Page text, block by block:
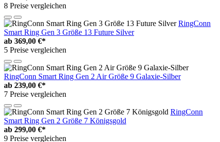
8 Preise vergleichen
RingConn
Smart Ring Gen 3 Größe 13 Future Silver
ab 369,00 €*
5 Preise vergleichen
RingConn Smart Ring Gen 2 Air Größe 9 Galaxie-Silber
ab 239,00 €*
7 Preise vergleichen
RingConn
Smart Ring Gen 2 Größe 7 Königsgold
ab 299,00 €*
9 Preise vergleichen